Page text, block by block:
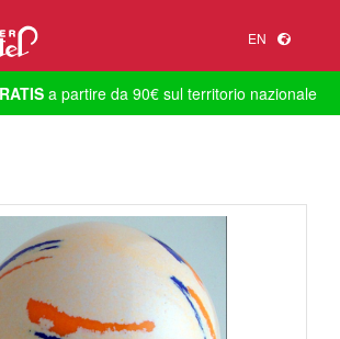
EN
a partire da 90€ sul territorio nazionale